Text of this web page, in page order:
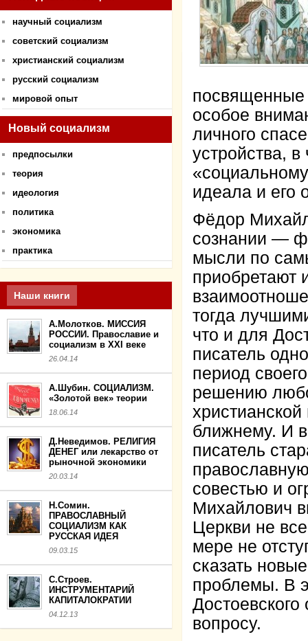
научный социализм
советский социализм
христианский социализм
русский социализм
мировой опыт
Новый социализм
предпосылки
теория
идеология
политика
экономика
практика
Наши книги
А.Молотков. МИССИЯ
РОССИИ. Православие и
социализм в XXI веке
26.04.14
А.Шубин. СОЦИАЛИЗМ.
«Золотой век» теории
18.06.14
Д.Неведимов. РЕЛИГИЯ
ДЕНЕГ или лекарство от
рыночной экономики
20.03.14
Н.Сомин.
ПРАВОСЛАВНЫЙ
СОЦИАЛИЗМ КАК
РУССКАЯ ИДЕЯ
09.03.15
С.Строев.
ИНСТРУМЕНТАРИЙ
КАПИТАЛОКРАТИИ
04.12.13
посвященные
особое
личного
устройства,
идеала и его
Фёдор
сознании —
мысли по
приобретают
тогда
что и для
писатель
период
решению
ближнему. И
писатель
совестью и
Михайлович
Церкви не
мере не
сказать
проблемы. В
вопросу.